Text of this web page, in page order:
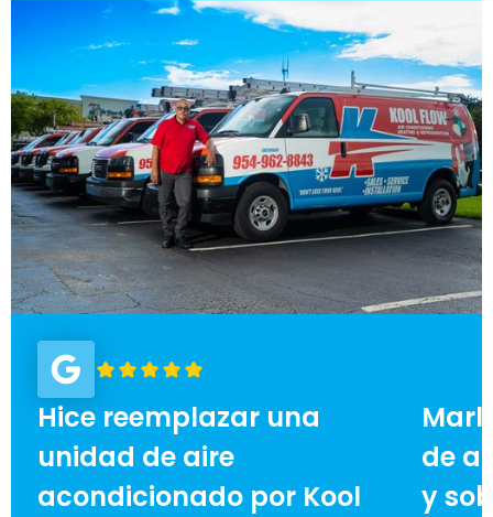
Hice reemplazar una
unidad de aire
acondicionado por Kool
de
y